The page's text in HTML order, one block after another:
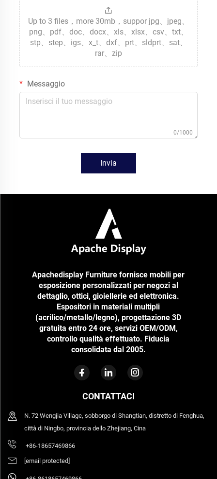
Up to 3 files，more 30mb，suppor jpg、jpeg、
png、pdf、doc、docx、xls、xlsx、csv、txt、
stp、step、igs、x_t、dxf、prt、sldprt、sat、
rar、zip
Messaggio
0/1000
Invia
Apachedisplay Furniture fornisce mobili per
esposizione personalizzati per negozi al
dettaglio, ottici, gioiellerie ed elettronica.
Espositori in materiali multipli
(acrilico/metallo/legno), progettazione 3D
gratuita entro 24 ore, servizi OEM/ODM,
controllo qualità effettuato. Fiducia
consolidata dal 2005.
CONTATTACI
N. 72 Wengjia Village, sobborgo di Shangtian, distretto di Fenghua,
città di Ningbo, provincia dello Zhejiang, Cina
+86-18657469866
[email protected]